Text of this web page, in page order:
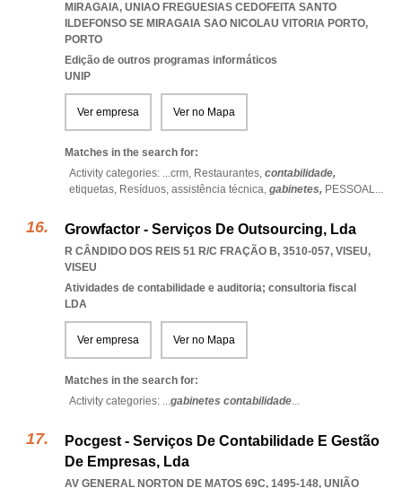
MIRAGAIA, UNIAO FREGUESIAS CEDOFEITA SANTO
ILDEFONSO SE MIRAGAIA SAO NICOLAU VITORIA PORTO,
PORTO
Edição de outros programas informáticos
UNIP
Ver empresa Ver no Mapa
Matches in the search for:
Activity categories: ...crm, Restaurantes, contabilidade,
etiquetas, Resíduos, assistência técnica, gabinetes, PESSOAL...
Growfactor - Serviços De Outsourcing, Lda
R CÂNDIDO DOS REIS 51 R/C FRAÇÃO B, 3510-057, VISEU,
VISEU
Atividades de contabilidade e auditoria; consultoria fiscal
LDA
Ver empresa Ver no Mapa
Matches in the search for:
Activity categories: ...gabinetes contabilidade...
Pocgest - Serviços De Contabilidade E Gestão
De Empresas, Lda
AV GENERAL NORTON DE MATOS 69C, 1495-148, UNIÃO